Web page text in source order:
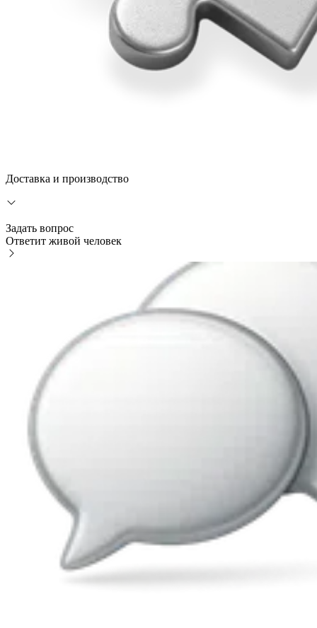
Доставка и производство
Задать вопрос
Ответит живой человек